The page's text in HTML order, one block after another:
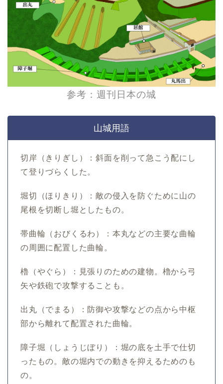
参考：週刊日本の城
山城用語
切岸（きりぎし）：斜面を削って急こう配にし
て登りづらくした。
堀切（ほりきり）：敵の侵入を防ぐために山の
尾根を切断し堀としたもの。
帯曲輪（おびくるわ）：本丸などの主要な曲輪
の周囲に配置した曲輪。
櫓（やぐら）：見張りのための建物。櫓から弓
矢や鉄砲で攻撃することも。
出丸（でまる）：防御や攻撃などの点から中枢
部から離れて配置された曲輪。
障子堀（しょうじぼり）：堀の底を土手で仕切
ったもの。敵の堀内での動きを抑えるためのも
の。